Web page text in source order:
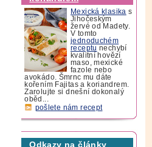
Mexická klasika s
Jihočeským
žervé od Madety.
V tomto
jednoduchém
receptu nechybí
kvalitní hovězí
maso, mexické
fazole nebo
avokádo. Šmrnc mu dáte
kořením Fajitas a koriandrem.
Zarolujte si dnešní dokonalý
oběd...
pošlete nám recept
Odkazy na články